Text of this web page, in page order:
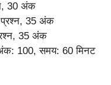
30 अंक
प्रश्न, 35 अंक
35 अंक
100, समय: 60 मिनट